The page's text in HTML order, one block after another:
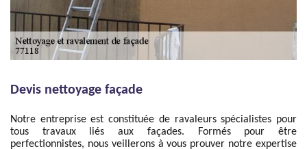
Devis nettoyage façade
Notre entreprise est constituée de ravaleurs spécialistes pour
tous travaux liés aux façades. Formés pour être
perfectionnistes, nous veillerons à vous prouver notre expertise